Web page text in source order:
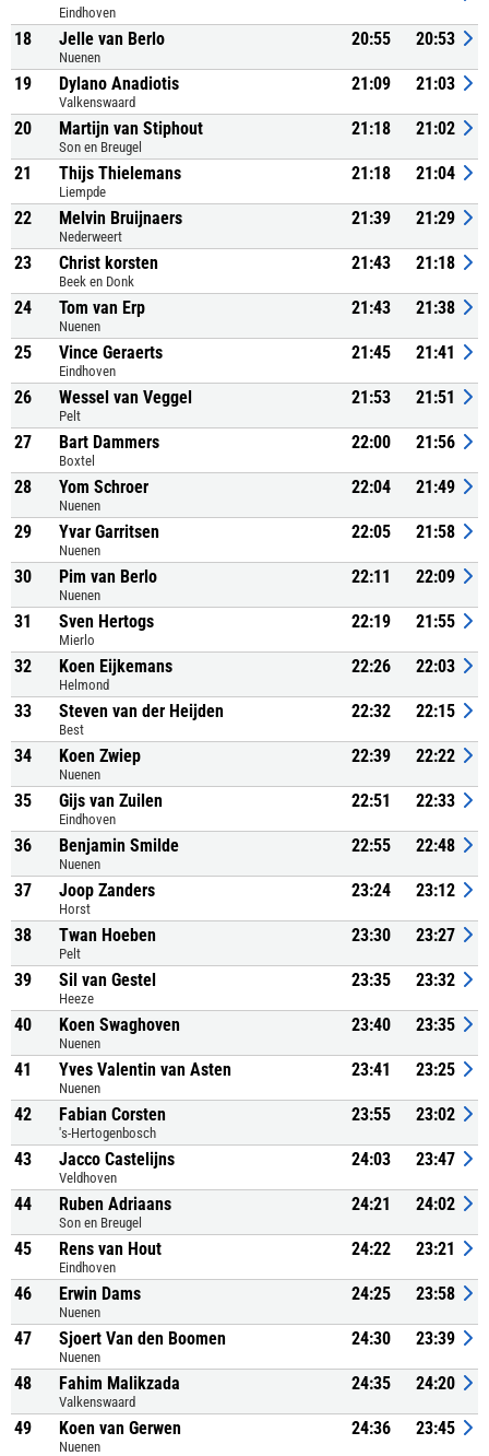
Eindhoven
18 Jelle van Berlo
Nuenen
20:55 20:53
19 Dylano Anadiotis
Valkenswaard
21:09 21:03
20 Martijn van Stiphout
Son en Breugel
21:18 21:02
21 Thijs Thielemans
Liempde
21:18 21:04
22 Melvin Bruijnaers
Nederweert
21:39 21:29
23 Christ korsten
Beek en Donk
21:43 21:18
24 Tom van Erp
Nuenen
21:43 21:38
25 Vince Geraerts
Eindhoven
21:45 21:41
26 Wessel van Veggel
Pelt
21:53 21:51
27 Bart Dammers
Boxtel
22:00 21:56
28 Yom Schroer
Nuenen
22:04 21:49
29 Yvar Garritsen
Nuenen
22:05 21:58
30 Pim van Berlo
Nuenen
22:11 22:09
31 Sven Hertogs
Mierlo
22:19 21:55
32 Koen Eijkemans
Helmond
22:26 22:03
33 Steven van der Heijden
Best
22:32 22:15
34 Koen Zwiep
Nuenen
22:39 22:22
35 Gijs van Zuilen
Eindhoven
22:51 22:33
36 Benjamin Smilde
Nuenen
22:55 22:48
37 Joop Zanders
Horst
23:24 23:12
38 Twan Hoeben
Pelt
23:30 23:27
39 Sil van Gestel
Heeze
23:35 23:32
40 Koen Swaghoven
Nuenen
23:40 23:35
41 Yves Valentin van Asten
Nuenen
23:41 23:25
42 Fabian Corsten
's-Hertogenbosch
23:55 23:02
43 Jacco Castelijns
Veldhoven
24:03 23:47
44 Ruben Adriaans
Son en Breugel
24:21 24:02
45 Rens van Hout
Eindhoven
24:22 23:21
46 Erwin Dams
Nuenen
24:25 23:58
47 Sjoert Van den Boomen
Nuenen
24:30 23:39
48 Fahim Malikzada
Valkenswaard
24:35 24:20
49 Koen van Gerwen
Nuenen
24:36 23:45